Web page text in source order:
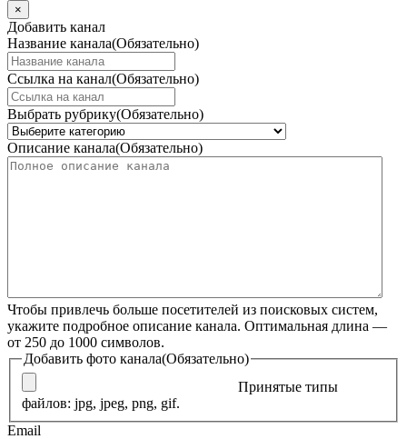
×
Добавить канал
Название канала(Обязательно)
Ссылка на канал(Обязательно)
Выбрать рубрику(Обязательно)
Описание канала(Обязательно)
Чтобы привлечь больше посетителей из поисковых систем,
укажите подробное описание канала. Оптимальная длина —
от 250 до 1000 символов.
Добавить фото канала(Обязательно)
Принятые типы
файлов: jpg, jpeg, png, gif.
Email